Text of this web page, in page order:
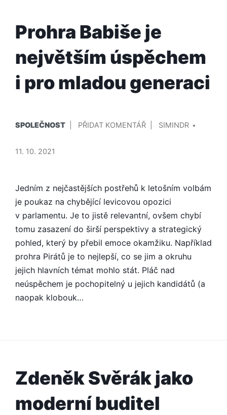
Prohra Babiše je
největším úspěchem
i pro mladou generaci
V
SPOLEČNOST PŘIDAT KOMENTÁŘNA
ÚSPĚCHEM
PRO
MLADOU
GENERACI
SIMINDR
11. 10. 2021
Jedním z nejčastějších postřehů k letošním volbám
je poukaz na chybějící levicovou opozici
v parlamentu. Je to jistě relevantní, ov­šem chybí
tomu zasazení do širší perspektivy a strategický
pohled, který by přebil emoce okamžiku. Například
prohra Pirátů je to nejlepší, co se jim a okruhu
jejich hlavních témat mohlo stát. Pláč nad
neúspěchem je pochopitelný u jejich kandidátů (a
naopak klobouk…
Zdeněk Svěrák jako
moderní buditel